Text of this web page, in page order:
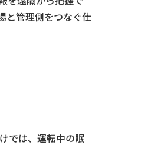
と管理側をつなぐ仕
では、運転中の眠